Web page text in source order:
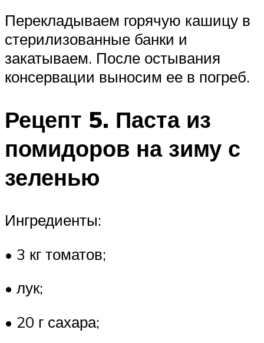
Перекладываем горячую кашицу в
стерилизованные банки и
закатываем. После остывания
консервации выносим ее в погреб.
Рецепт 5. Паста из
помидоров на зиму с
зеленью
Ингредиенты:
• 3 кг томатов;
• лук;
• 20 г сахара;